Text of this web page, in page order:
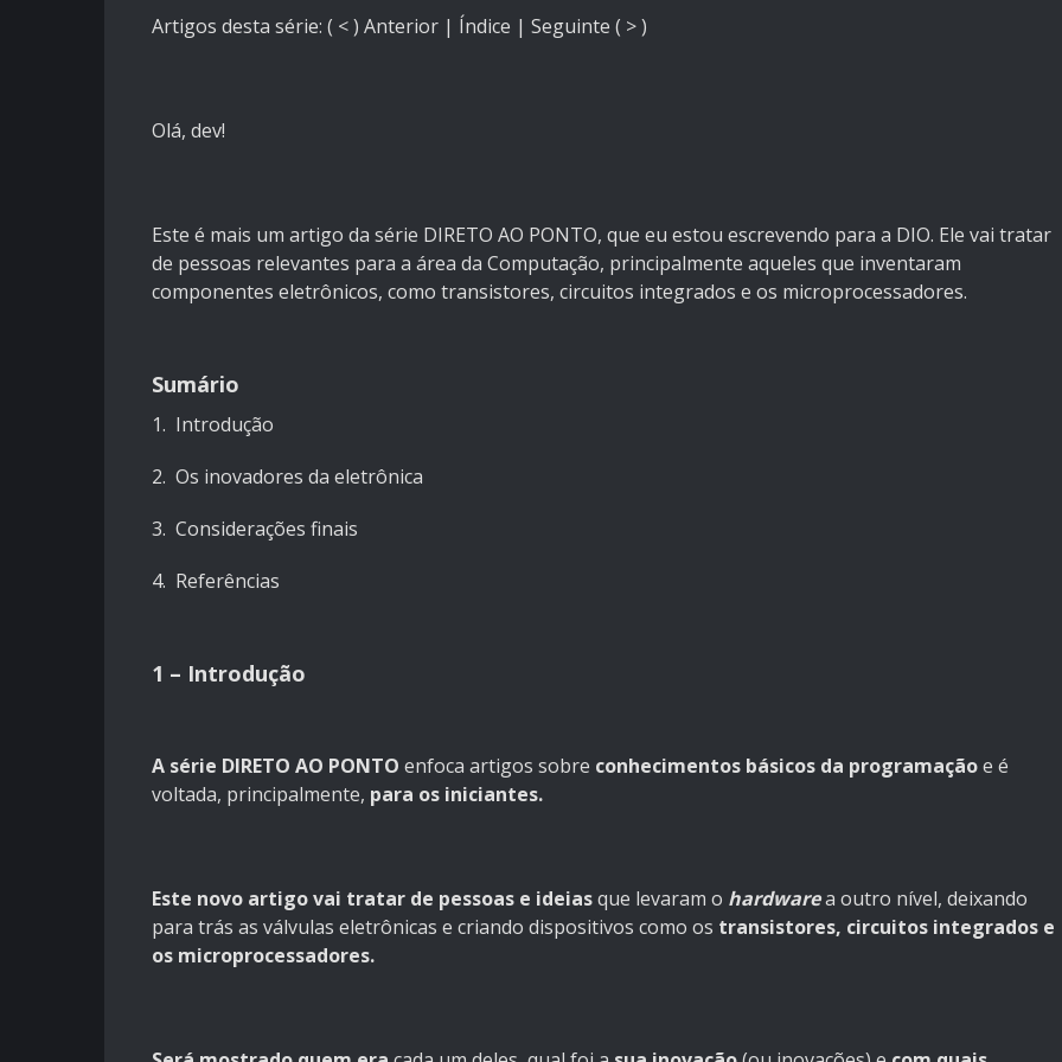
Artigos desta série: ( < ) Anterior | Índice | Seguinte ( > )
Olá, dev!
Este é mais um artigo da série DIRETO AO PONTO, que eu estou escrevendo para a DIO. Ele vai tratar
de pessoas relevantes para a área da Computação, principalmente aqueles que inventaram
componentes eletrônicos, como transistores, circuitos integrados e os microprocessadores.
Sumário
1. Introdução
2. Os inovadores da eletrônica
3. Considerações finais
4. Referências
1 – Introdução
A série DIRETO AO PONTO enfoca artigos sobre conhecimentos básicos da programaçãoe é
voltada, principalmente, para os iniciantes.
Este novo artigo vai tratar de pessoas e ideiasque levaram o hardwarea outro nível, deixando
para trás as válvulas eletrônicas e criando dispositivos como os transistores, circuitos integrados e
os microprocessadores.